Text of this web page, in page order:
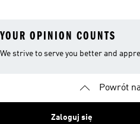
YOUR OPINION COUNTS
We strive to serve you better and
Powrót
Zaloguj się